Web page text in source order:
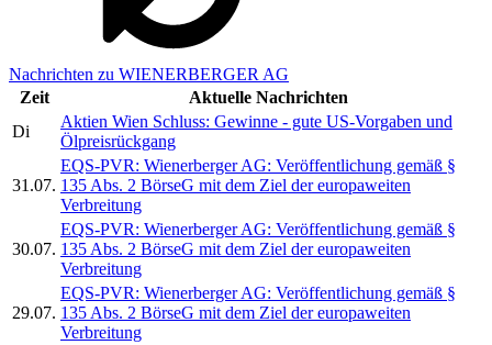
Nachrichten zu WIENERBERGER AG
Zeit
Aktuelle Nachrichten
Di
Aktien Wien Schluss: Gewinne - gute US-Vorgaben und
Ölpreisrückgang
31.07.
EQS-PVR: Wienerberger AG: Veröffentlichung gemäß §
135 Abs. 2 BörseG mit dem Ziel der europaweiten
Verbreitung
30.07.
EQS-PVR: Wienerberger AG: Veröffentlichung gemäß §
135 Abs. 2 BörseG mit dem Ziel der europaweiten
Verbreitung
29.07.
EQS-PVR: Wienerberger AG: Veröffentlichung gemäß §
135 Abs. 2 BörseG mit dem Ziel der europaweiten
Verbreitung